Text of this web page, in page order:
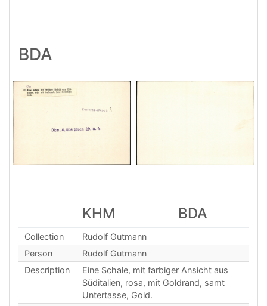
BDA
KHM BDA
Collection
Rudolf Gutmann
Person
Rudolf Gutmann
Description
Eine Schale, mit farbiger Ansicht aus
Süditalien, rosa, mit Goldrand, samt
Untertasse, Gold.